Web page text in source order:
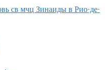
св мчц Зинаиды в Рио-де-